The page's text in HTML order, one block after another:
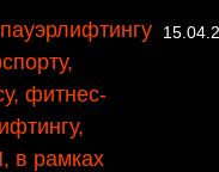
фитнес-
в рамках